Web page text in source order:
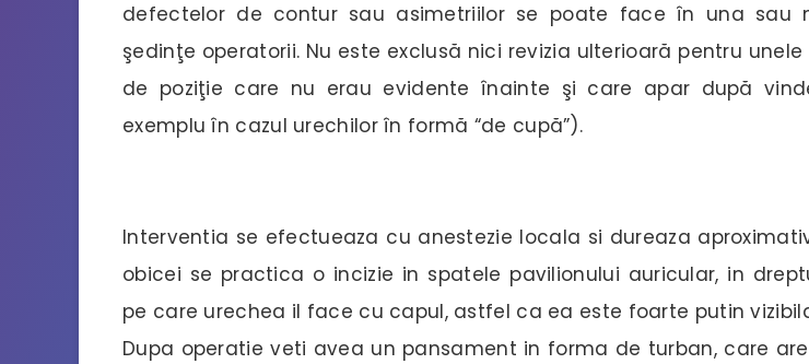
defectelor de contur sau asimetriilor se poate face în una sau
şedinţe operatorii. Nu este exclusă nici revizia ulterioară pentru
de poziţie care nu erau evidente înainte şi care apar după
exemplu în cazul urechilor în formă “de cupă”).
Interventia se efectueaza cu anestezie locala si dureaza
obicei se practica o incizie in spatele pavilionului auricular, in
pe care urechea il face cu capul, astfel ca ea este foarte putin
Dupa operatie veti avea un pansament in forma de turban, care